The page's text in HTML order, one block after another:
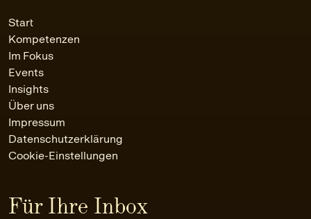
Start
Kompetenzen
Im Fokus
Events
Insights
Über uns
Impressum
Datenschutzerklärung
Cookie-Einstellungen
Für Ihre Inbox